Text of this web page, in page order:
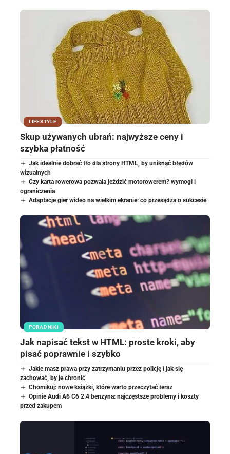
LIFESTYLE
Skup używanych ubrań: najwyższe ceny i
szybka płatność
Jak idealnie dobrać tło dla strony HTML, by uniknąć błędów
wizualnych
Czy karta rowerowa pozwala jeździć motorowerem? wymogi i
ograniczenia
Adaptacje gier wideo na wielkim ekranie: co przesądza o sukcesie
PORADNIKI
Jak napisać tekst w HTML: proste kroki, aby
pisać poprawnie i szybko
Jakie masz prawa przy zatrzymaniu przez policję i jak się
zachować, by je chronić
Chomikuj: nowe książki, które warto przeczytać teraz
Opinie Audi A6 C6 2.4 benzyna: najczęstsze problemy i koszty
przed zakupem